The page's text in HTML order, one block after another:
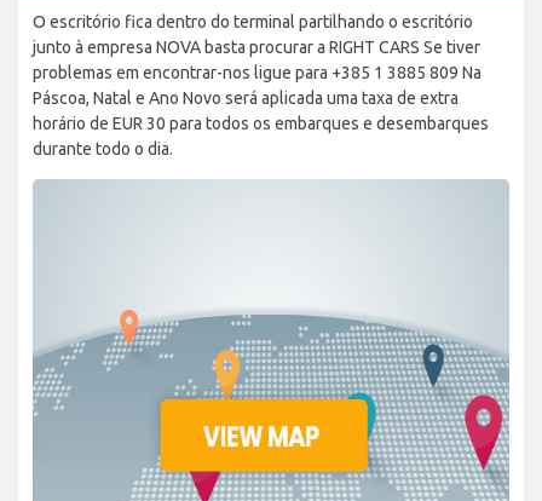
O escritório fica dentro do terminal partilhando o escritório
junto à empresa NOVA basta procurar a RIGHT CARS Se tiver
problemas em encontrar-nos ligue para +385 1 3885 809 Na
Páscoa, Natal e Ano Novo será aplicada uma taxa de extra
horário de EUR 30 para todos os embarques e desembarques
durante todo o dia.